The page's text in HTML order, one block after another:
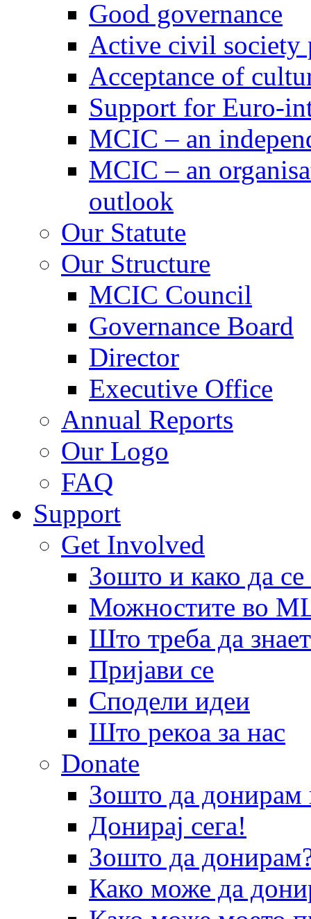
Good governance
Active civil society
Acceptance of
Support for Euro-
MCIC – an
MCIC – an
outlook
Our Statute
Our Structure
MCIC Council
Governance Board
Director
Executive Office
Annual Reports
Our Logo
FAQ
Support
Get Involved
Зошто и како да
Можностите во
Што треба да
Пријави се
Сподели идеи
Што рекоа за нас
Donate
Зошто да
Донирај сега!
Зошто да
Како може да